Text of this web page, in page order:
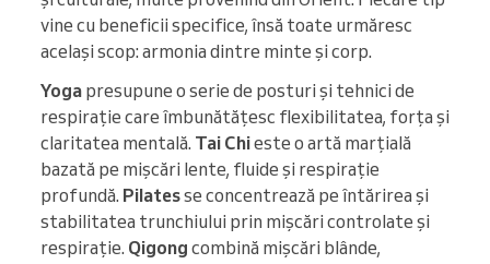
vine cu beneficii specifice, însă toate urmăresc
același scop: armonia dintre minte și corp.
Yoga presupune o serie de posturi și tehnici de
respirație care îmbunătățesc flexibilitatea, forța și
claritatea mentală. Tai Chieste o artă marțială
bazată pe mișcări lente, fluide și respirație
profundă. Pilatesse concentrează pe întărirea și
stabilitatea trunchiului prin mișcări controlate și
respirație. Qigong combină mișcări blânde,